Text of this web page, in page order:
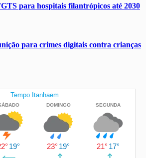
para hospitais filantrópicos até 2030
para crimes digitais contra crianças